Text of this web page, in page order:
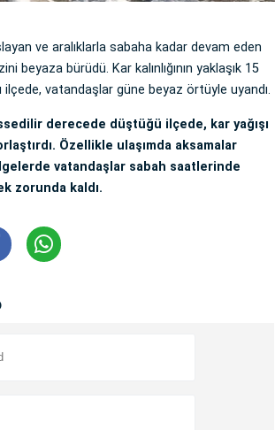
ve aralıklarla sabaha kadar devam eden
beyaza bürüdü. Kar kalınlığının yaklaşık 15
ilçede, vatandaşlar güne beyaz örtüyle uyandı.
derecede düştüğü ilçede, kar yağışı
Özellikle ulaşımda aksamalar
vatandaşlar sabah saatlerinde
zorunda kaldı.